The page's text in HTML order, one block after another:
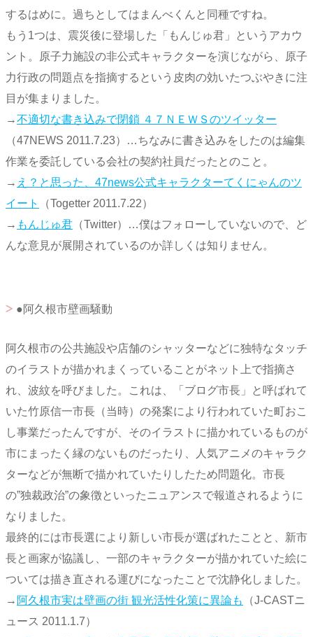
するはめに。過ちとしてはまんべくんと同種ですね。
もう1つは、震災後に登場した「もんじゅ君」というアカウ
ント。原子力施設の非公式キャラクターを演じながら、原子
力行政の問題点を指摘するという皮肉の効いたつぶやきに注
目が集まりました。
→不適切な書き込みで閉鎖 ４７ＮＥＷＳのツイッター
（47NEWS 2011.7.23）…ちなみに書き込みをしたのは編集
作業を委託している会社の契約社員だったとのこと。
→ え？と思った、47news公式キャラクターてくにゃんのツ
イート
（Togetter 2011.7.22）
→ もんじゅ君 （Twitter）…僕はフォローしていないので、ど
んな意見が展開されているのか詳しくは知りません。
●阿久根市壁画騒動
阿久根市の公共施設や店舗のシャッターなどに独特なタッチ
のイラストが描かれまくっていることがネット上で指摘さ
れ、波紋を呼びました。これは、「ブログ市長」と呼ばれて
いた竹原信一市長（当時）の発案により行われていた町おこ
し事業だったんですが、そのイラストに描かれているものが
市にまったく縁のないものだったり、人気アニメのキャラク
ターなどが無断で描かれていたりしたため問題化。市長
の”独裁政治”の象徴といったニュアンスで報道されるように
なりました。
最終的には市長選により新しい市長が選ばれたことと、新市
長と画家が協議し、一部のキャラクターが描かれていた絵に
ついては描き直される運びになったことで沈静化しました。
→ 阿久根市実は壁画の街 観光活性化策に異論も
（J-CASTニ
ュース 2011.1.7）